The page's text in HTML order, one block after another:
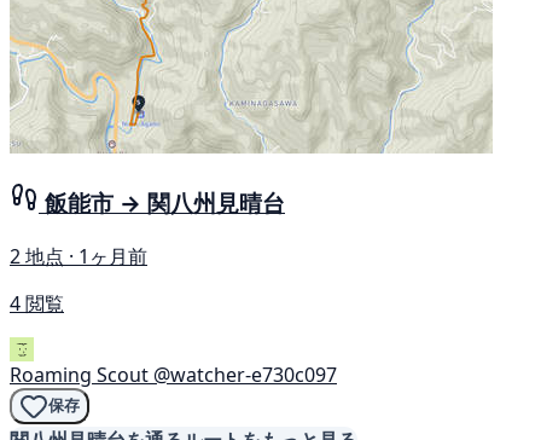
飯能市 → 関八州見晴台
2 地点 · 1ヶ月前
4 閲覧
Roaming Scout @watcher-e730c097
保存